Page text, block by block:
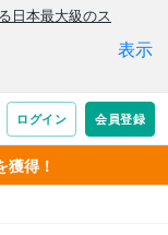
得！